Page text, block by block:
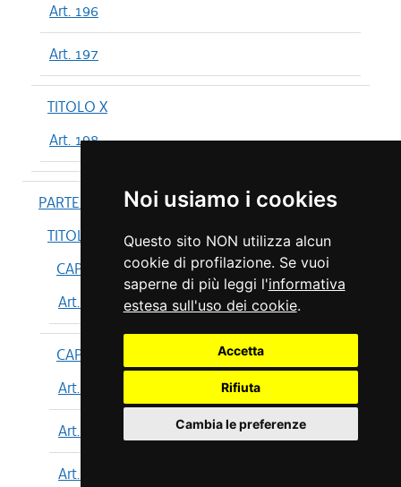
Noi usiamo i cookies
Questo sito NON utilizza alcun
cookie di profilazione. Se vuoi
saperne di più leggi l'informativa
estesa sull'uso dei cookie.
Accetta
Rifiuta
Cambia le preferenze
Art. 196
Art. 197
TITOLO X
Art. 198
PARTE IV
TITOLO I
CAPO I
Art. 199
CAPO II
Art. 200
Art. 201
Art. 202